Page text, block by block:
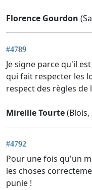
Florence Gourdon
#4789
Je signe parce qu'il
qui fait respecter les
respect des règles
Mireille Tourte(Blois,
#4792
Pour une fois qu'un
les choses
punie !